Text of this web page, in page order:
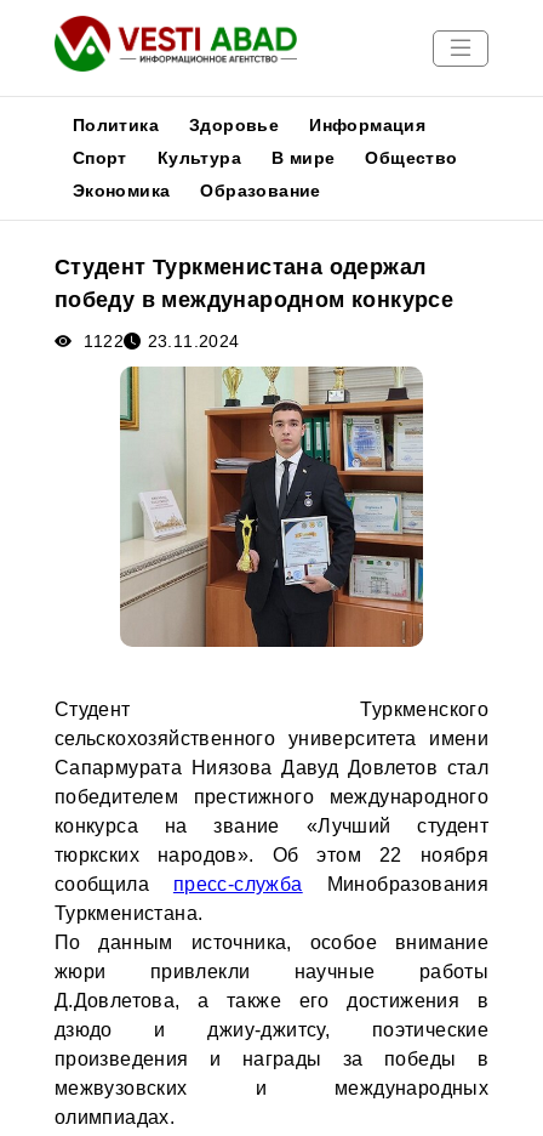
Новости
Медиа
Афиша
Политика Здоровье
Информация
Спорт
Культура В мире
Общество
Экономика
Образование
Студент Туркменистана одержал
победу в международном конкурсе
1122 23.11.2024
Студент Туркменского
сельскохозяйственного университета имени
Сапармурата Ниязова Давуд Довлетов стал
победителем престижного международного
конкурса на звание «Лучший студент
тюркских народов». Об этом 22 ноября
сообщила пресс-служба
Минобразования
Туркменистана.
По данным источника, особое внимание
жюри привлекли научные работы
Д.Довлетова, а также его достижения в
дзюдо и джиу-джитсу, поэтические
произведения и награды за победы в
межвузовских и международных
олимпиадах.